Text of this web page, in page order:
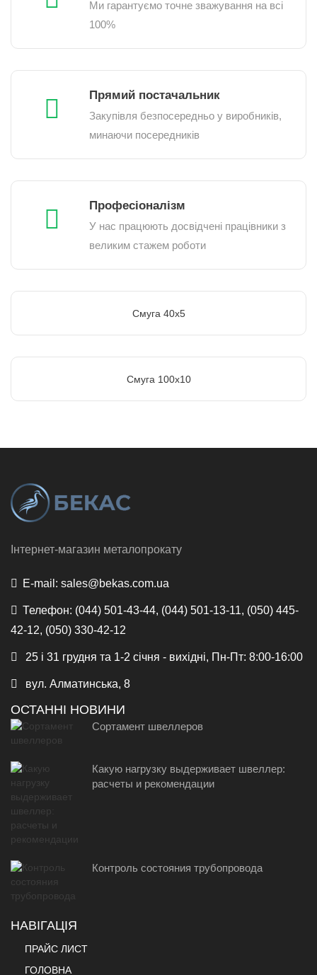
Ми гарантуємо точне зважування на всі
100%
Прямий постачальник
Закупівля безпосередньо у виробників,
минаючи посередників
Професіоналізм
У нас працюють досвідчені працівники з
великим стажем роботи
Смуга 40х5
Смуга 100х10
Інтернет-магазин металопрокату
E-mail: sales@bekas.com.ua
Телефон: (044) 501-43-44, (044) 501-13-11, (050) 445-
42-12, (050) 330-42-12
25 і 31 грудня та 1-2 січня - вихідні, Пн-Пт: 8:00-16:00
вул. Алматинська, 8
ОСТАННІ НОВИНИ
Сортамент швеллеров
Какую нагрузку выдерживает швеллер:
расчеты и рекомендации
Контроль состояния трубопровода
НАВІГАЦІЯ
ПРАЙС ЛИСТ
ГОЛОВНА